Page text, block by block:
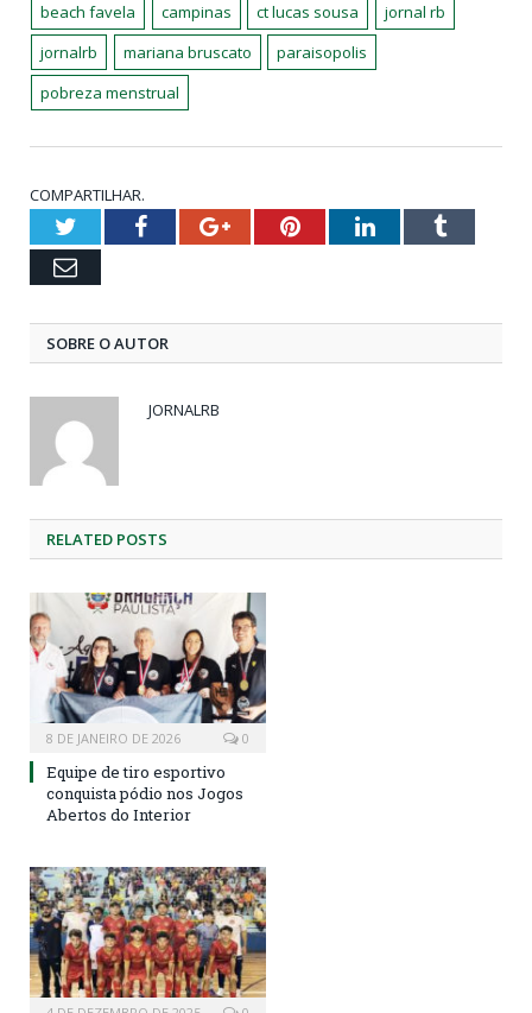
beach favela campinas ct lucas sousa
jornal rb
jornalrb
mariana bruscato
paraisopolis
pobreza menstrual
COMPARTILHAR.
TwitterFacebookGoogle+PinterestLinkedInTumblr
Email
SOBRE O AUTOR
JORNALRB
RELATED POSTS
8 DE JANEIRO DE 2026 0
Equipe de tiro esportivo
conquista pódio nos Jogos
Abertos do Interior